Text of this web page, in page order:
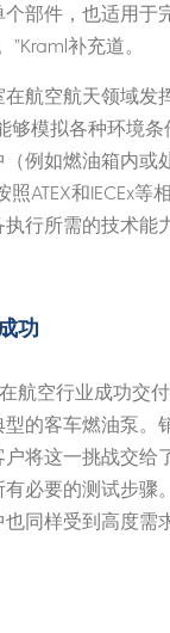
个部件，也适用于
”Kraml补充道。
在航空航天领域
够模拟各种环境
（例如燃油箱内或
照ATEX和IECEx
行所需的技术能
功
航空行业成功交
型的客车燃油泵。
户将这一挑战交给
必要的测试步骤
同样受到高度需